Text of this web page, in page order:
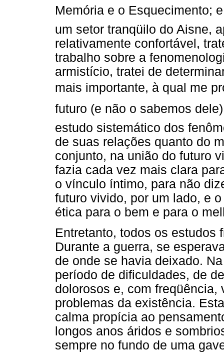
Memória e o Esquecimento;
um setor tranqüilo do Aisne,
relativamente confortável,
trabalho sobre a
armistício, tratei de
mais importante, à qual me
futuro (e não o sabemos
estudo sistemático dos
de suas relações quanto do
conjunto, na união do futuro
fazia cada vez mais clara
o vínculo íntimo, para não
futuro vivido, por um lado, e
ética para o bem e para o
Entretanto, todos os estudos
Durante a guerra, se
de onde se havia deixado.
período de dificuldades, de
dolorosos e, com freqüência,
problemas da existência.
calma propícia ao
longos anos áridos e
sempre no fundo de uma